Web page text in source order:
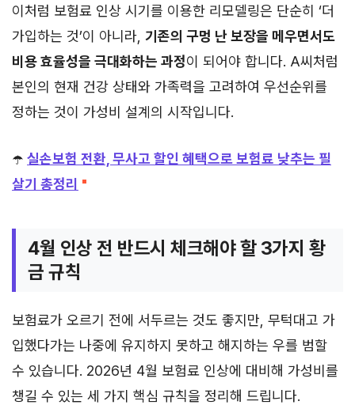
이처럼 보험료 인상 시기를 이용한 리모델링은 단순히 ‘더
가입하는 것’이 아니라, 기존의 구멍 난 보장을 메우면서도
비용 효율성을 극대화하는 과정이 되어야 합니다. A씨처럼
본인의 현재 건강 상태와 가족력을 고려하여 우선순위를
정하는 것이 가성비 설계의 시작입니다.
☂️ 실손보험 전환, 무사고 할인 혜택으로 보험료 낮추는 필
살기 총정리
4월 인상 전 반드시 체크해야 할 3가지 황
금 규칙
보험료가 오르기 전에 서두르는 것도 좋지만, 무턱대고 가
입했다가는 나중에 유지하지 못하고 해지하는 우를 범할
수 있습니다. 2026년 4월 보험료 인상에 대비해 가성비를
챙길 수 있는 세 가지 핵심 규칙을 정리해 드립니다.